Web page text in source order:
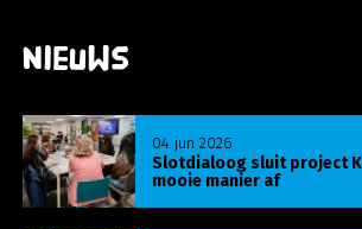
Nieuws
Slotdialoog sluit project
mooie manier af
04 jun 2026
Lees meer over Slotdialoog